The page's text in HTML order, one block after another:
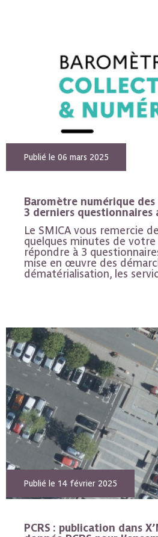
Publié le 06 mars 2025
Baromètre numérique
3 derniers questionnaires
Le SMICA vous remercie
quelques minutes de
répondre à 3
mise en œuvre des
dématérialisation, les
Publié le 14 février 2025
PCRS : publication dans